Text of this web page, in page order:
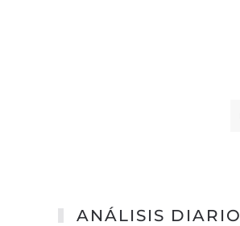
ANÁLISIS DIARIO